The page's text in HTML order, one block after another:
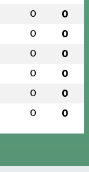
0 0
0 0
0 0
0 0
0 0
0 0